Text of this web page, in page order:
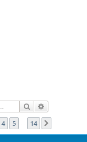
Zoek
14
4 5 14